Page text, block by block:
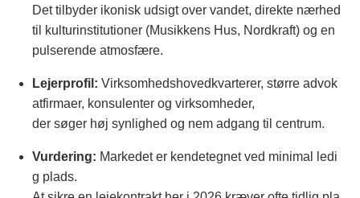
Det tilbyder ikonisk udsigt over vandet, direkte nærhed
til kulturinstitutioner (Musikkens Hus, Nordkraft) og en
pulserende atmosfære.
Lejerprofil: Virksomhedshovedkvarterer, større advok
atfirmaer, konsulenter og virksomheder,
der søger høj synlighed og nem adgang til centrum.
Vurdering: Markedet er kendetegnet ved minimal ledi
g plads.